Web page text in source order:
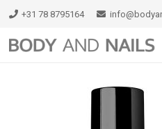
+31 78 8795164